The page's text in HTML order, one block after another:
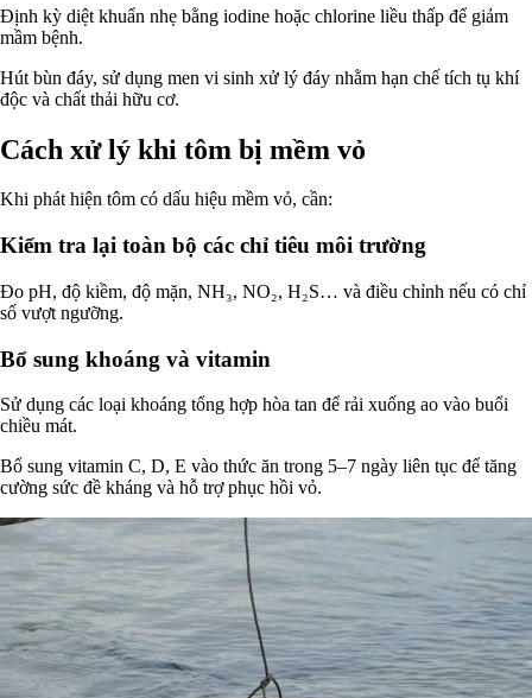
Định kỳ diệt khuẩn nhẹ bằng iodine hoặc chlorine liều thấp để giảm
mầm bệnh.
Hút bùn đáy, sử dụng men vi sinh xử lý đáy nhằm hạn chế tích tụ khí
độc và chất thải hữu cơ.
Cách xử lý khi tôm bị mềm vỏ
Khi phát hiện tôm có dấu hiệu mềm vỏ, cần:
Kiểm tra lại toàn bộ các chỉ tiêu môi trường
Đo pH, độ kiềm, độ mặn, NH₃, NO₂, H₂S… và điều chỉnh nếu có chỉ
số vượt ngưỡng.
Bổ sung khoáng và vitamin
Sử dụng các loại khoáng tổng hợp hòa tan để rải xuống ao vào buổi
chiều mát.
Bổ sung vitamin C, D, E vào thức ăn trong 5–7 ngày liên tục để tăng
cường sức đề kháng và hỗ trợ phục hồi vỏ.